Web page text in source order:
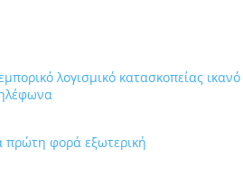
λογισμικό κατασκοπείας ικανό
πρώτη φορά εξωτερική